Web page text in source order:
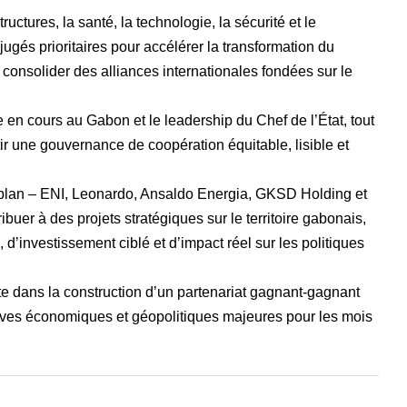
la santé, la technologie, la sécurité et le
prioritaires pour accélérer la transformation du
des alliances internationales fondées sur le
cours au Gabon et le leadership du Chef de l’État, tout
une gouvernance de coopération équitable, lisible et
– ENI, Leonardo, Ansaldo Energia, GKSD Holding et
à des projets stratégiques sur le territoire gabonais,
ciblé et d’impact réel sur les politiques
dans la construction d’un partenariat gagnant-gagnant
économiques et géopolitiques majeures pour les mois